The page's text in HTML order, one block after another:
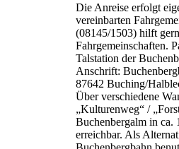
Die Anreise erfolgt
vereinbarten
(08145/1503) hilft
Fahrgemeinschaften.
Talstation der
Anschrift:
87642 Buching/
Über verschiedene
„Kulturenweg“ /
Buchenbergalm in ca.
erreichbar. Als